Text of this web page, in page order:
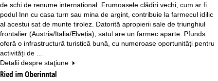
de schi de renume internațional. Frumoasele clădiri vechi, cum ar fi
podul Inn cu casa turn sau mina de argint, contribuie la farmecul idilic
al acestui sat de munte tirolez. Datorită apropierii sale de triunghiul
frontalier (Austria/Italia/Elveția), satul are un farmec aparte. Pfunds
oferă o infrastructură turistică bună, cu numeroase oportunități pentru
activități de …
Detalii despre staţiune
Ried im Oberinntal